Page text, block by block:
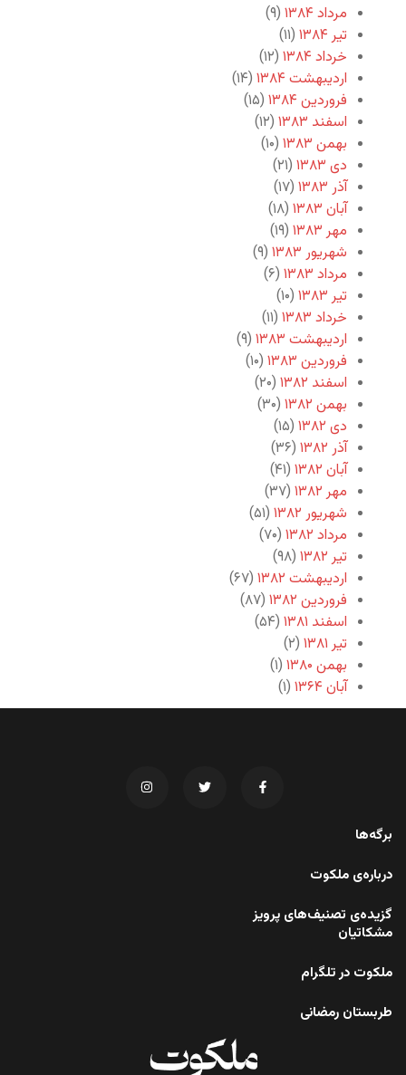
مرداد ۱۳۸۴
(۹)
تیر ۱۳۸۴
(۱۱)
خرداد ۱۳۸۴
(۱۲)
اردیبهشت ۱۳۸۴
(۱۴)
فروردین ۱۳۸۴
(۱۵)
اسفند ۱۳۸۳
(۱۲)
بهمن ۱۳۸۳
(۱۰)
دی ۱۳۸۳
(۲۱)
آذر ۱۳۸۳
(۱۷)
آبان ۱۳۸۳
(۱۸)
مهر ۱۳۸۳
(۱۹)
شهریور ۱۳۸۳
(۹)
مرداد ۱۳۸۳
(۶)
تیر ۱۳۸۳
(۱۰)
خرداد ۱۳۸۳
(۱۱)
اردیبهشت ۱۳۸۳
(۹)
فروردین ۱۳۸۳
(۱۰)
اسفند ۱۳۸۲
(۲۰)
بهمن ۱۳۸۲
(۳۰)
دی ۱۳۸۲
(۱۵)
آذر ۱۳۸۲
(۳۶)
آبان ۱۳۸۲
(۴۱)
مهر ۱۳۸۲
(۳۷)
شهریور ۱۳۸۲
(۵۱)
مرداد ۱۳۸۲
(۷۰)
تیر ۱۳۸۲
(۹۸)
اردیبهشت ۱۳۸۲
(۶۷)
فروردین ۱۳۸۲
(۸۷)
اسفند ۱۳۸۱
(۵۴)
تیر ۱۳۸۱
(۲)
بهمن ۱۳۸۰
(۱)
آبان ۱۳۶۴
(۱)
برگه‌ها
درباره‌ی ملکوت
گزیده‌ی تصنیف‌های پرویز
مشکاتیان
ملکوت در تلگرام
طربستان رمضانی